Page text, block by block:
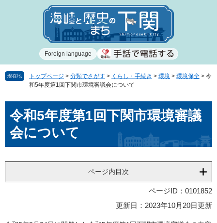
で
ば
Foreign language
現在地 トップページ > 分類でさがす > くらし・手続き > 環境 > 環境保全 > 令
和5年度第1回下関市環境審議会について
文令和5年度第1回下関市環境審議
会について
ページ内目次
ページID：0101852
更新日：2023年10月20日更新